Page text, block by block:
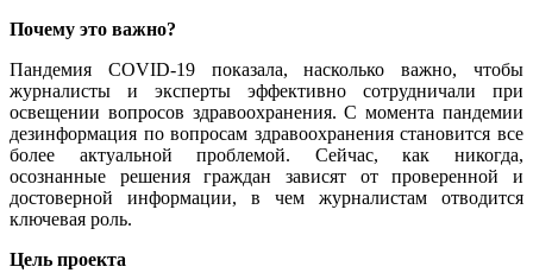
Почему это важно?
Пандемия COVID-19 показала, насколько важно, чтобы
журналисты и эксперты эффективно сотрудничали при
освещении вопросов здравоохранения. С момента пандемии
дезинформация по вопросам здравоохранения становится все
более актуальной проблемой. Сейчас, как никогда,
осознанные решения граждан зависят от проверенной и
достоверной информации, в чем журналистам отводится
ключевая роль.
Цель проекта